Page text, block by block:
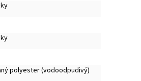
polyester (vodoodpudivý)